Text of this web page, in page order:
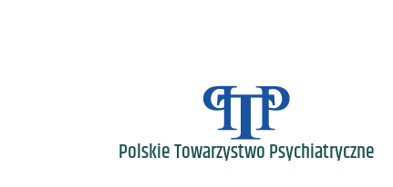
Polskie Towarzystwo Psychiatryczne